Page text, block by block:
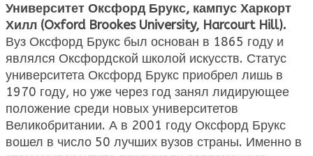
Университет Оксфорд Брукс, кампус Харкорт
Хилл (Oxford Brookes University, Harcourt Hill).
Вуз Оксфорд Брукс был основан в 1865 году и
являлся Оксфордской школой искусств. Статус
университета Оксфорд Брукс приобрел лишь в
1970 году, но уже через год занял лидирующее
положение среди новых университетов
Великобритании. А в 2001 году Оксфорд Брукс
вошел в число 50 лучших вузов страны. Именно в